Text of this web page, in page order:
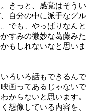
きっと、感覚はそうい
自分の中に派手なグル
でも、やっぱりなんと
すみの微妙な葛藤みた
もしれないなと思いま
ろいろ話もできるんで
画ってあるじゃないで
からないと思います。
想像している内容を、